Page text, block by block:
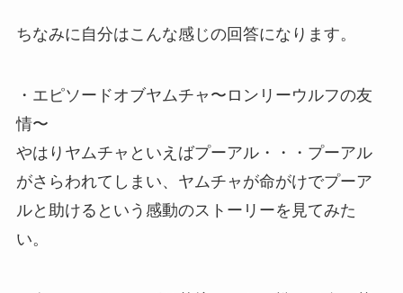
ちなみに自分はこんな感じの回答になります。
・エピソードオブヤムチャ〜ロンリーウルフの友
情〜
やはりヤムチャといえばプーアル・・・プーアル
がさらわれてしまい、ヤムチャが命がけでプーア
ルと助けるという感動のストーリーを見てみた
い。